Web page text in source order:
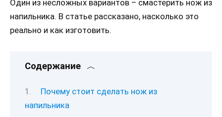
Один из несложных вариантов – смастерить нож из
напильника. В статье рассказано, насколько это
реально и как изготовить.
Содержание
Почему стоит сделать нож из
напильника